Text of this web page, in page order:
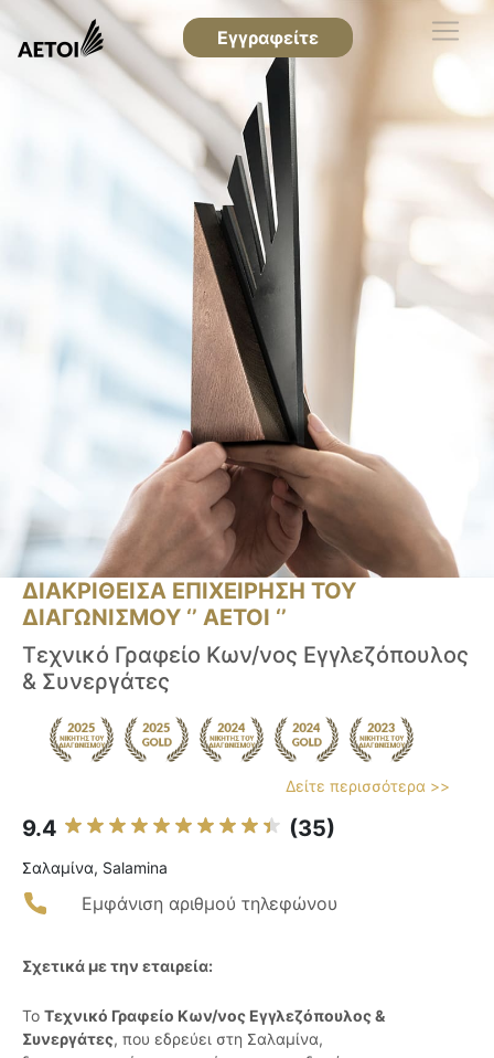
Εγγραφείτε
ΔΙΑΚΡΙΘΕΙΣΑ ΕΠΙΧΕΙΡΗΣΗ ΤΟΥ
ΔΙΑΓΩΝΙΣΜΟΥ ‘’ ΑΕΤΟΙ ‘’
Τεχνικό Γραφείο Κων/νος Εγγλεζόπουλος
& Συνεργάτες
Δείτε περισσότερα >>
9.4 (35)
Σαλαμίνα, Salamina
Εμφάνιση αριθμού τηλεφώνου
Σχετικά με την εταιρεία:
Το Τεχνικό Γραφείο Κων/νος Εγγλεζόπουλος &
Συνεργάτες, που εδρεύει στη Σαλαμίνα,